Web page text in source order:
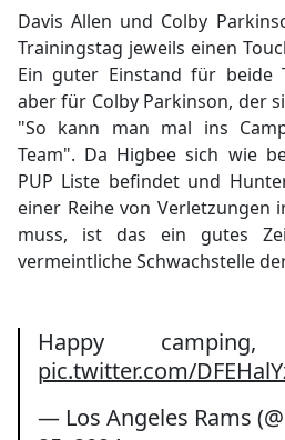
Davis Allen und Colby
Trainingstag jeweils einen
Ein guter Einstand für beide
aber für Colby Parkinson, der
"So kann man mal ins
Team". Da Higbee sich wie
PUP Liste befindet und
einer Reihe von Verletzungen
muss, ist das ein gutes
vermeintliche Schwachstelle
Happy
pic.twitter.com/
— Los Angeles Rams